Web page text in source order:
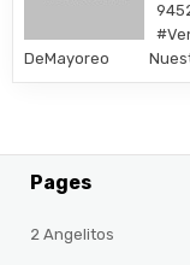
DeMayoreo
Pages
2 Angelitos